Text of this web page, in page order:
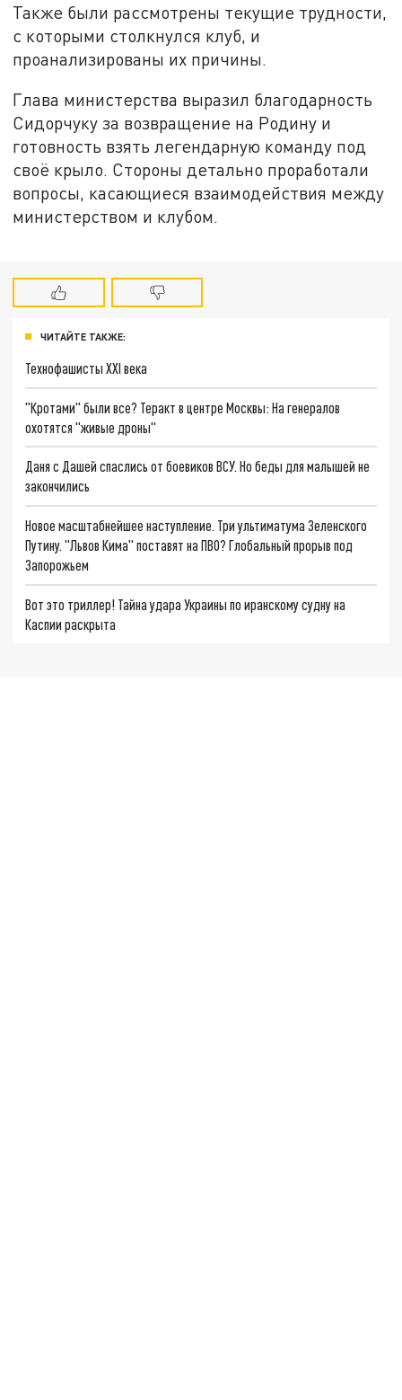
Также были рассмотрены текущие трудности,
с которыми столкнулся клуб, и
проанализированы их причины.
Глава министерства выразил благодарность
Сидорчуку за возвращение на Родину и
готовность взять легендарную команду под
своё крыло. Стороны детально проработали
вопросы, касающиеся взаимодействия между
министерством и клубом.
ЧИТАЙТЕ ТАКЖЕ:
Технофашисты XXI века
"Кротами" были все? Теракт в центре Москвы: На генералов
охотятся "живые дроны"
Даня с Дашей спаслись от боевиков ВСУ. Но беды для малышей не
закончились
Новое масштабнейшее наступление. Три ультиматума Зеленского
Путину. "Львов Кима" поставят на ПВО? Глобальный прорыв под
Запорожьем
Вот это триллер! Тайна удара Украины по иранскому судну на
Каспии раскрыта